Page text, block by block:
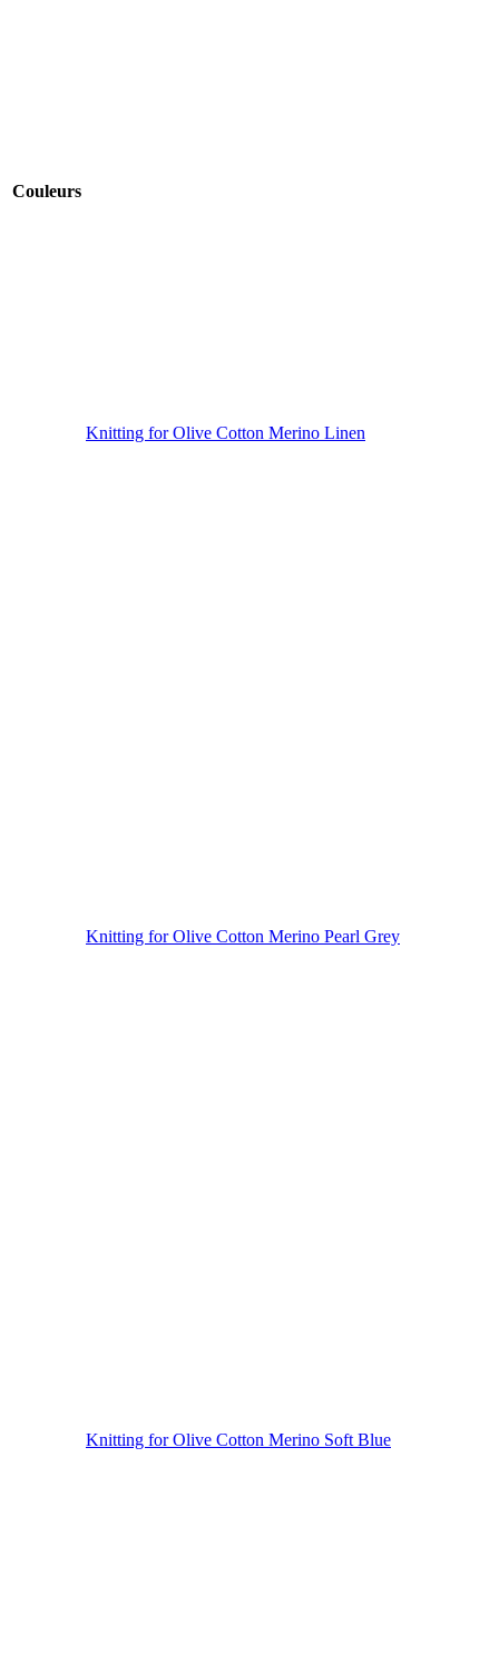
Couleurs
Knitting for Olive Cotton Merino Linen
Knitting for Olive Cotton Merino Pearl Grey
Knitting for Olive Cotton Merino Soft Blue